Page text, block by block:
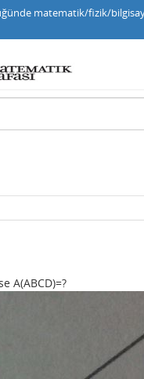
matematik/fizik/
A(ABCD)=?